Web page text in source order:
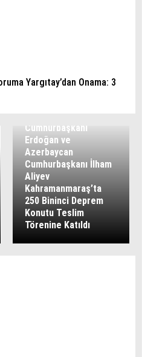
Yargıtay’dan Onama: 3
Cumhurbaşkanı
Erdoğan ve
Azerbaycan
Cumhurbaşkanı İlham
Aliyev
Kahramanmaraş’ta
250 Bininci Deprem
Konutu Teslim
Törenine Katıldı